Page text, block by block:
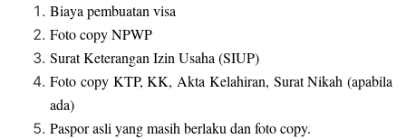
Biaya pembuatan visa
Foto copy NPWP
Surat Keterangan Izin Usaha (SIUP)
Foto copy KTP, KK, Akta Kelahiran, Surat Nikah (apabila
ada)
Paspor asli yang masih berlaku dan foto copy.